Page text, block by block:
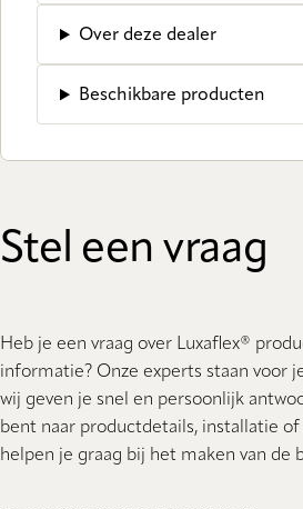
Over deze dealer
Beschikbare producten
Stel een vraag
Heb je een vraag over Luxaflex®
informatie? Onze experts staan ​​voor
wij geven je snel en persoonlijk
bent naar productdetails, installatie
helpen je graag bij het maken van de